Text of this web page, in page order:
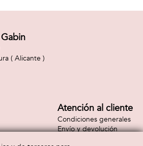
( Alicante )
Atención al cliente
Condiciones generales
Envío y devolución